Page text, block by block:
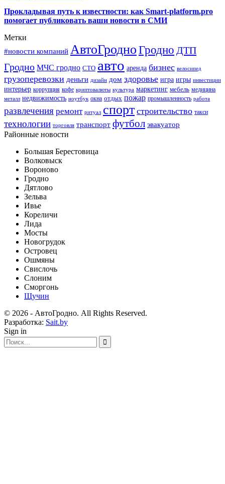
Прокладывая путь к известности: как Smart-platform.pro
помогает публиковать ваши новости в СМИ
Метки
#новости компаний АвтоГродноГродно ДТП
Гродно МЧС гродно СТО авто аренда бизнес велосипед
грузоперевозки деньги дизайн дом здоровье игра игры инвестиции
интерьер коррупция кофе криптовалюты культура маркетинг мебель медицина
металл недвижимость ноутбук окна отдых пожар промышленность работа
развлечения ремонт ритуал спорт строительство такси
технологии торговля транспорт футбол эвакуатор
Районные новости
Большая Берестовица
Волковыск
Вороново
Гродно
Дятлово
Зельва
Ивье
Кореличи
Лида
Мосты
Новогрудок
Островец
Ошмяны
Свислочь
Слоним
Сморгонь
Щучин
© 2026 - АвтоГродно. All Rights Reserved.
Разработка: Sait.by
Sign in